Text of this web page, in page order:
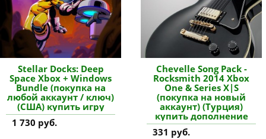
Stellar Docks: Deep
Space Xbox + Windows
Bundle (покупка на
любой аккаунт / ключ)
(США) купить игру
1 730 руб.
Chevelle Song Pack -
Rocksmith 2014 Xbox
One & Series X|S
(покупка на новый
аккаунт) (Турция)
купить дополнение
331 руб.